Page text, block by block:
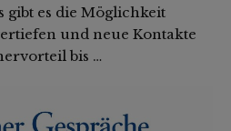
gibt es die Möglichkeit
und neue Kontakte
bis …